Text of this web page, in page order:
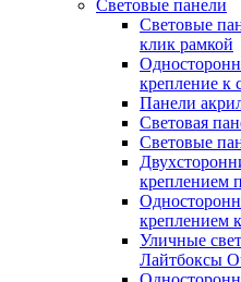
Световые панели
Световые
клик рамкой
крепление к
Панели
Световая
Световые
креплением
креплением
Уличные
Лайтбоксы